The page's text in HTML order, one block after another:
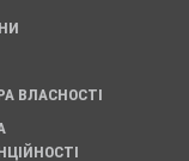
ВЛАСНОСТІ